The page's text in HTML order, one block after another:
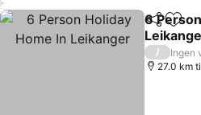
Del
6
Se priser
/
Ingen
27.0 km